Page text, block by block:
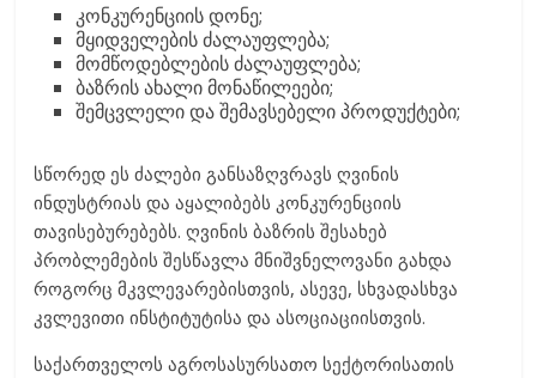
კონკურენციის დონე;
მყიდველების ძალაუფლება;
მომწოდებლების ძალაუფლება;
ბაზრის ახალი მონაწილეები;
შემცვლელი და შემავსებელი პროდუქტები;
სწორედ ეს ძალები განსაზღვრავს ღვინის
ინდუსტრიას და აყალიბებს კონკურენციის
თავისებურებებს. ღვინის ბაზრის შესახებ
პრობლემების შესწავლა მნიშვნელოვანი გახდა
როგორც მკვლევარებისთვის, ასევე, სხვადასხვა
კვლევითი ინსტიტუტისა და ასოციაციისთვის.
საქართველოს აგროსასურსათო სექტორისათის